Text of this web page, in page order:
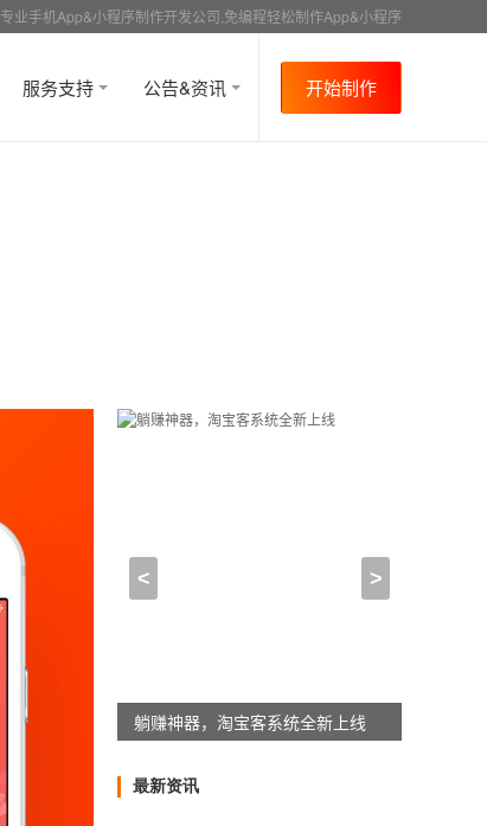
专业手机App&小程序制作开发公司,免编程轻松制作App&小程序
服务支持 公告&资讯 开始制作
2021-05-03 15:15:00
婚车租赁APP婚车来啦是基于共享经济的
为新人提供接亲服务，带来可观收益。在发
< >
躺赚神器，淘宝客系统全新上线
最新资讯